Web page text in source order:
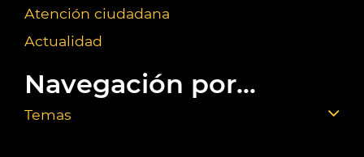
Atención ciudadana
Actualidad
Navegación por...
Temas